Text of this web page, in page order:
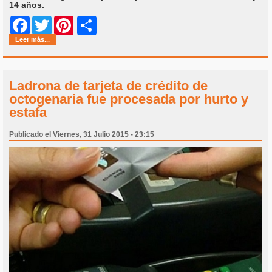
14 años.
Facebook
Twitter Pinterest
Leer más...
Ladrona de tarjeta de crédito de
octogenaria fue procesada por hurto y
estafa
Publicado el Viernes, 31 Julio 2015 - 23:15